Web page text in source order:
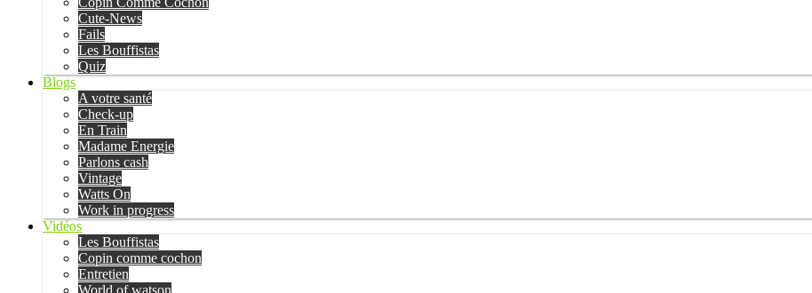
Cute-News
Fails
Les Bouffistas
Quiz
Blogs
A votre santé
Check-up
En Train
Madame Energie
Parlons cash
Vintage
Watts On
Work in progress
Vidéos
Les Bouffistas
Copin comme cochon
Entretien
World of watson